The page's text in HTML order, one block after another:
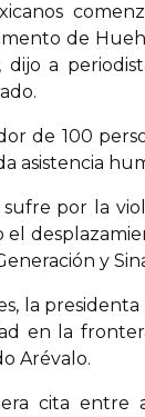
de
dijo a
de 100
asistencia
sufre por la
el
y
la
en la
Arévalo.
cita entre